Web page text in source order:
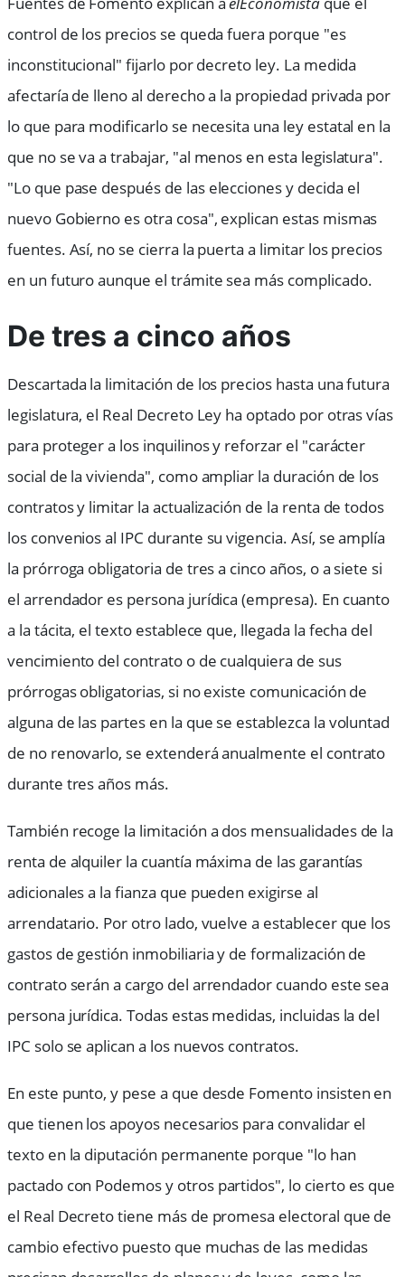
control de los precios se queda fuera porque "es
inconstitucional" fijarlo por decreto ley. La medida
afectaría de lleno al derecho a la propiedad privada por
lo que para modificarlo se necesita una ley estatal en la
que no se va a trabajar, "al menos en esta legislatura".
"Lo que pase después de las elecciones y decida el
nuevo Gobierno es otra cosa", explican estas mismas
fuentes. Así, no se cierra la puerta a limitar los precios
en un futuro aunque el trámite sea más complicado.
De tres a cinco años
Descartada la limitación de los precios hasta una futura
legislatura, el Real Decreto Ley ha optado por otras vías
para proteger a los inquilinos y reforzar el "carácter
social de la vivienda", como ampliar la duración de los
contratos y limitar la actualización de la renta de todos
los convenios al IPC durante su vigencia. Así, se amplía
la prórroga obligatoria de tres a cinco años, o a siete si
el arrendador es persona jurídica (empresa). En cuanto
a la tácita, el texto establece que, llegada la fecha del
vencimiento del contrato o de cualquiera de sus
prórrogas obligatorias, si no existe comunicación de
alguna de las partes en la que se establezca la voluntad
de no renovarlo, se extenderá anualmente el contrato
durante tres años más.
También recoge la limitación a dos mensualidades de la
renta de alquiler la cuantía máxima de las garantías
adicionales a la fianza que pueden exigirse al
arrendatario. Por otro lado, vuelve a establecer que los
gastos de gestión inmobiliaria y de formalización de
contrato serán a cargo del arrendador cuando este sea
persona jurídica. Todas estas medidas, incluidas la del
IPC solo se aplican a los nuevos contratos.
En este punto, y pese a que desde Fomento insisten en
que tienen los apoyos necesarios para convalidar el
texto en la diputación permanente porque "lo han
pactado con Podemos y otros partidos", lo cierto es que
el Real Decreto tiene más de promesa electoral que de
cambio efectivo puesto que muchas de las medidas